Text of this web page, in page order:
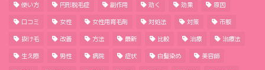
使い方 円形脱毛症 副作用 効く 効果 原因
口コミ 女性 女性用育毛剤 対処法 対策 市販
抜け毛 改善 方法 最新 比較 治療 治療法
生え際 男性 病院 症状 白髪染め 美容師